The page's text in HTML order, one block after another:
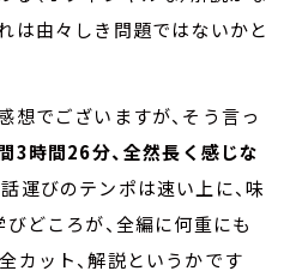
は由々しき問題ではないかと
想でございますが、そう言っ
3時間26分、全然長く感じな
運びのテンポは速い上に、味
びどころが、全編に何重にも
カット、解説というかです